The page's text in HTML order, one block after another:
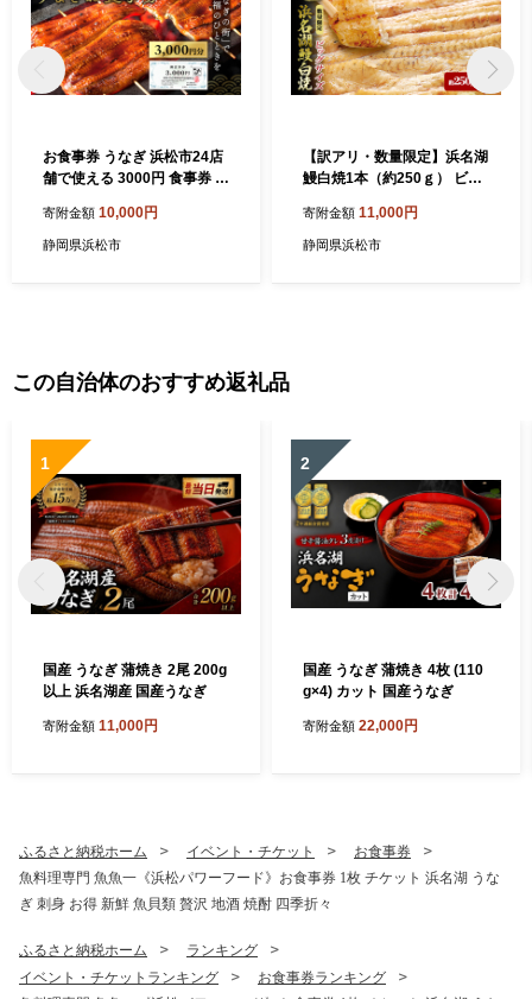
お食事券 うなぎ 浜松市24店
舗で使える 3000円 食事券 補
理屋 鰻 ウナギ 土用の丑の日
静岡 静岡県 浜松市
寄附金額 10,000円
静岡県浜松市
【訳アリ・数量限定】浜名湖
鰻白焼1本（約250ｇ） ビッ
焼 白焼き 魚貝類 訳あり 土用
の丑の日 静岡県 浜松市
寄附金額 11,000円
静岡県浜松市
この自治体のおすすめ返礼品
1
国産 うなぎ 蒲焼き 2尾 200g
以上 浜名湖産 国産うなぎ
寄附金額 11,000円
2
国産 うなぎ 蒲焼き 4枚 (110
g×4) カット 国産うなぎ
寄附金額 22,000円
ふるさと納税ホーム イベント・チケット
お食事券
魚料理専門 魚魚一《浜松パワーフード》お食事券 1枚 チケット 浜名湖 うな
ぎ 刺身 お得 新鮮 魚貝類 贅沢 地酒 焼酎 四季折々
ふるさと納税ホーム
ランキング
イベント・チケットランキング
お食事券ランキング